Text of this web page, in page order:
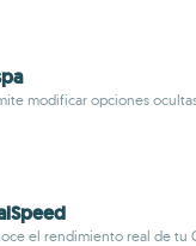
modificar opciones
el rendimiento real de tu